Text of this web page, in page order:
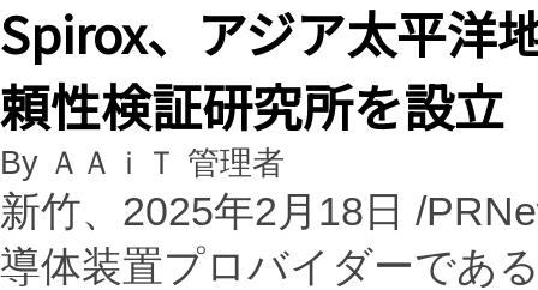
Spirox、アジア太平洋
頼性検証研究所を設立
By ＡＡｉＴ 管理者
新竹、2025年2月18日 /
導体装置プロバイダーであ